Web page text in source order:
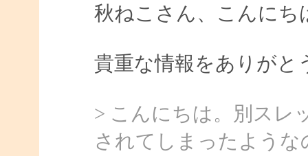
秋ねこさん、こんにち
貴重な情報をありがと
> こんにちは。別スレ
されてしまったよう